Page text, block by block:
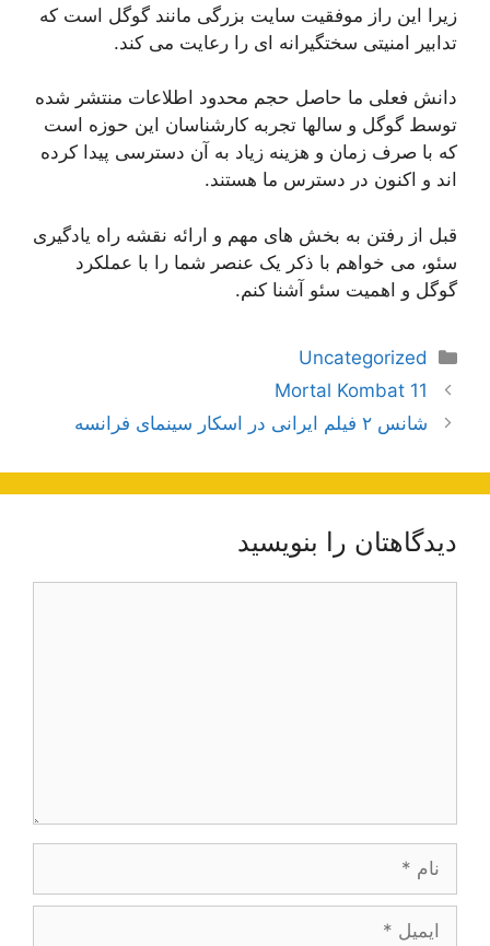
زیرا این راز موفقیت سایت بزرگی مانند گوگل است که
تدابیر امنیتی سختگیرانه ای را رعایت می کند.
دانش فعلی ما حاصل حجم محدود اطلاعات منتشر شده
توسط گوگل و سالها تجربه کارشناسان این حوزه است
که با صرف زمان و هزینه زیاد به آن دسترسی پیدا کرده
اند و اکنون در دسترس ما هستند.
قبل از رفتن به بخش های مهم و ارائه نقشه راه یادگیری
سئو، می خواهم با ذکر یک عنصر شما را با عملکرد
گوگل و اهمیت سئو آشنا کنم.
دسته‌ها
Uncategorized
ناوبری
نوشته‌ها
Mortal Kombat 11
شانس ۲ فیلم ایرانی در اسکار سینمای فرانسه
دیدگاهتان را بنویسید